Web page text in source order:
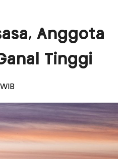
Anggota
Tinggi